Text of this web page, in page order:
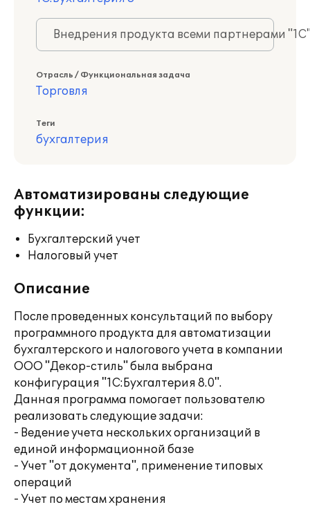
Внедрения продукта всеми партнерами
Отрасль / Функциональная задача
Торговля
Теги
бухгалтерия
Автоматизированы следующие
функции:
Бухгалтерский учет
Налоговый учет
Описание
После проведенных консультаций по выбору
программного продукта для автоматизации
бухгалтерского и налогового учета в компании
ООО "Декор-стиль" была выбрана
конфигурация "1С:Бухгалтерия 8.0".
Данная программа помогает пользователю
реализовать следующие задачи:
- Ведение учета нескольких организаций в
единой информационной базе
- Учет "от документа", применение типовых
операций
- Учет по местам хранения